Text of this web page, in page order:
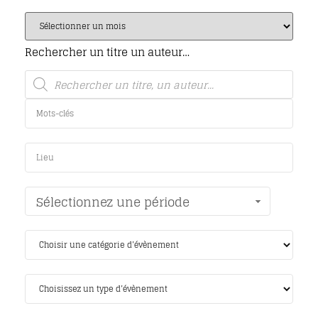
Rechercher un titre un auteur…
Sélectionnez une période